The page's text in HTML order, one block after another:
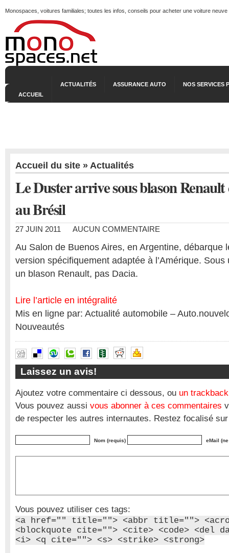
Monospaces, voitures familiales; toutes les infos, conseils pour acheter une voiture
ACCUEIL
ACTUALITÉS ASSURANCE AUTO NOS SERVICES
Accueil du site » Actualités
Le Duster arrive sous blason
au Brésil
27 JUIN 2011 AUCUN COMMENTAIRE
Au Salon de Buenos Aires, en Argentine, débarque
version spécifiquement adaptée à l’Amérique.
un blason Renault, pas Dacia.
Lire l’article en intégralité
Mis en ligne par: Actualité automobile –
Nouveautés
Laissez un avis!
Ajoutez votre commentaire ci dessous, ou un trackback
Vous pouvez aussi vous abonner à ces commentaires
de respecter les autres internautes. Restez focalisé
Nom (requis) eMail
Vous pouvez utiliser ces tags:
<a href="" title=""> <abbr title="">
<blockquote cite=""> <cite> <code> <del
<i> <q cite=""> <s> <strike> <strong>